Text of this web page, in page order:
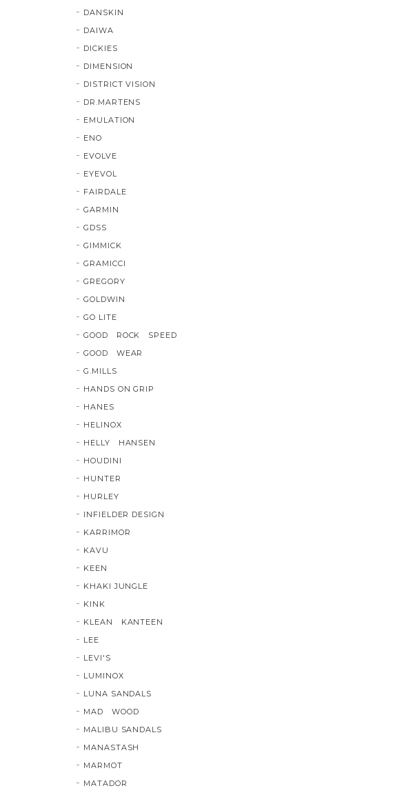
DANSKIN
DAIWA
DICKIES
DIMENSION
DISTRICT VISION
DR.MARTENS
EMULATION
ENO
EVOLVE
EYEVOL
FAIRDALE
GARMIN
GDSS
GIMMICK
GRAMICCI
GREGORY
GOLDWIN
GO LITE
GOOD ROCK SPEED
GOOD WEAR
G.MILLS
HANDS ON GRIP
HANES
HELINOX
HELLY HANSEN
HOUDINI
HUNTER
HURLEY
INFIELDER DESIGN
KARRIMOR
KAVU
KEEN
KHAKI JUNGLE
KINK
KLEAN KANTEEN
LEE
LEVI'S
LUMINOX
LUNA SANDALS
MAD WOOD
MALIBU SANDALS
MANASTASH
MARMOT
MATADOR